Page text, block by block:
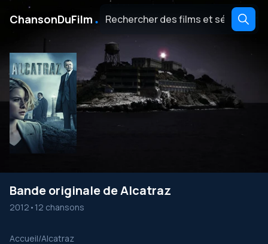
ChansonDuFilm ․
Bande originale de Alcatraz
2012 • 12 chansons
Accueil/Alcatraz